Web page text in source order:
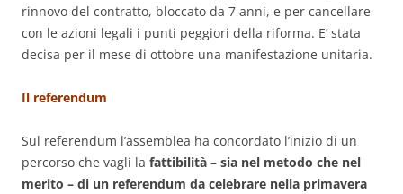
rinnovo del contratto, bloccato da 7 anni, e per cancellare
con le azioni legali i punti peggiori della riforma. E’ stata
decisa per il mese di ottobre una manifestazione unitaria.
Il referendum
Sul referendum l’assemblea ha concordato l’inizio di un
percorso che vagli la fattibilità – sia nel metodo che nel
merito – di un referendum da celebrare nella primavera